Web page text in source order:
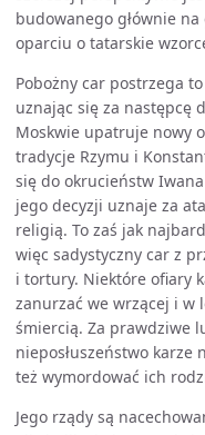
budowanego głównie
oparciu o tatarskie
Pobożny car postrzega
uznając się za następcę
Moskwie upatruje nowy
tradycje Rzymu i
się do okrucieństw
jego decyzji uznaje za
religią. To zaś jak
więc sadystyczny car z
i tortury. Niektóre ofiary
zanurzać we wrzącej i w
śmiercią. Za prawdziwe
nieposłuszeństwo karze
też wymordować ich
Jego rządy są